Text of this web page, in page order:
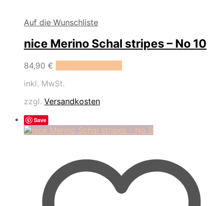
Auf die Wunschliste
nice Merino Schal stripes – No 10
84,90 €
inkl. MwSt.
zzgl. Versandkosten
Save